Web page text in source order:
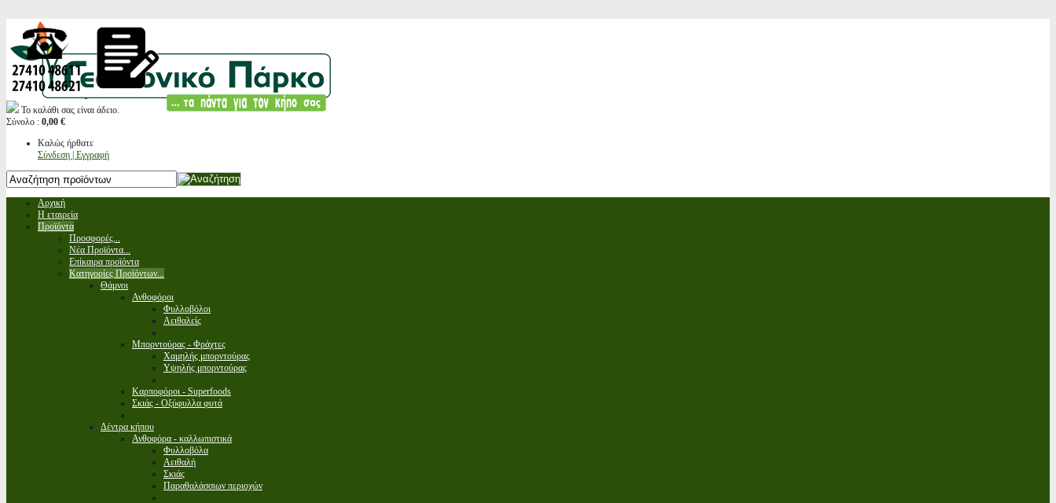
Το καλάθι σας είναι άδειο.
Σύνολο : 0,00 €
Καλώς ήρθατε
Σύνδεση | Εγγραφή
Αρχική
Η εταιρεία
Προϊόντα
Προσφορές...
Νέα Προϊόντα...
Επίκαιρα προϊόντα
Κατηγορίες Προϊόντων...
Θάμνοι
Ανθοφόροι
Φυλλοβόλοι
Αειθαλείς
Μπορντούρας - Φράχτες
Χαμηλής μπορντούρας
Υψηλής μπορντούρας
Καρποφόροι - Superfoods
Σκιάς - Οξύφυλλα φυτά
Δέντρα κήπου
Ανθοφόρα - καλλωπιστικά
Φυλλοβόλα
Αειθαλή
Σκιάς
Παραθαλάσσιων περιοχών